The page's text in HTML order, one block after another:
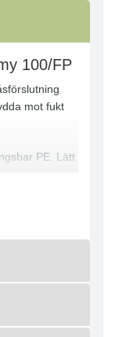
100/FP
mot fukt
PE. Lätt